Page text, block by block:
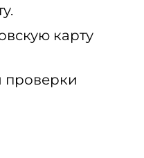
карту
проверки